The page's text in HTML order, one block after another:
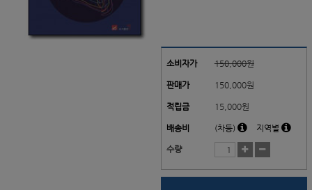
소비자가 150,000원
판매가 150,000원
적립금 15,000원
배송비 (차등) 지역별
수량